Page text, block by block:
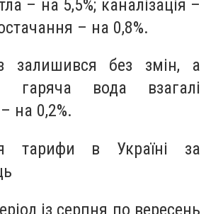
– на 5,5%; каналізація –
– на 0,8%.
залишився без змін, а
гаряча вода взагалі
на 0,2%.
тарифи в Україні за
із серпня по вересень